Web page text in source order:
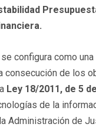
configura como
consecución de los
Ley 18/2011, de 5
de la
Administración de